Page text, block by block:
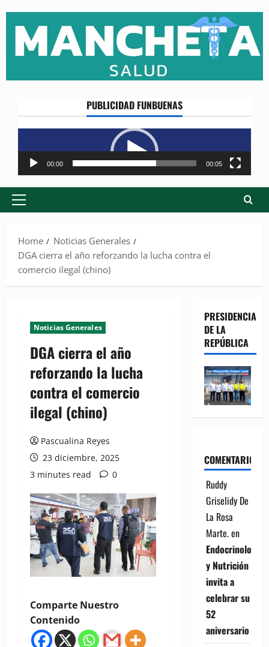
content
PUBLICIDAD FUNBUENAS
Reproductor
de
vídeo
00:00 00:05
Primary
Home
Noticias Generales
DGA cierra el año reforzando la lucha contra el
comercio ilegal (chino)
Noticias Generales
DGA cierra el año
reforzando la lucha
contra el comercio
ilegal (chino)
Pascualina Reyes
23 diciembre, 2025
3 minutes read
0
Comparte Nuestro
Contenido
PRESIDENCIA
DE LA
REPÚBLICA
COMENTARIOS
Ruddy
Griselidy De
La Rosa
Marte.en
Endocrinología
y Nutrición
invita a
celebrar su
52
aniversario